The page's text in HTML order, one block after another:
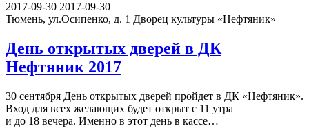
2017-09-30 2017-09-30
Тюмень, ул.Осипенко, д. 1 Дворец культуры «Нефтяник»
День открытых дверей в ДК
Нефтяник 2017
30 сентября День открытых дверей пройдет в ДК «Нефтяник».
Вход для всех желающих будет открыт с 11 утра
и до 18 вечера. Именно в этот день в кассе…